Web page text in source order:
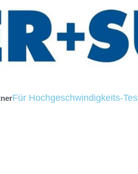
Für Hochgeschwindigkeits-